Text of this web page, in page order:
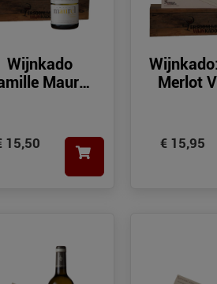
Wijnkado
Maurel
Sauvignon
15,50
Merlot
€ 15,95